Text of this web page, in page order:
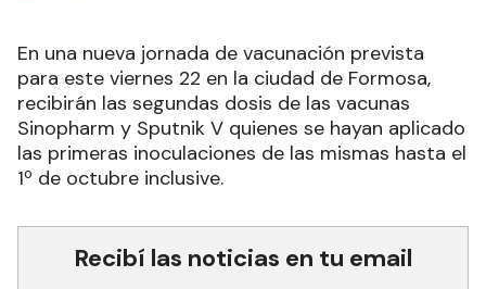
En una nueva jornada de vacunación prevista
para este viernes 22 en la ciudad de Formosa,
recibirán las segundas dosis de las vacunas
Sinopharm y Sputnik V quienes se hayan aplicado
las primeras inoculaciones de las mismas hasta el
1º de octubre inclusive.
Recibí las noticias en tu email